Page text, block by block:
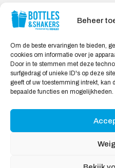
Beheer
Om de beste ervaringen te bieden,
cookies om informatie over je
Door in te stemmen met deze
surfgedrag of unieke ID's op deze
geeft of uw toestemming intrekt, kan
bepaalde functies en mogelijkheden.
Contact
Levering & Retourneren
Veilig Shoppen
My account
Winkelwagen